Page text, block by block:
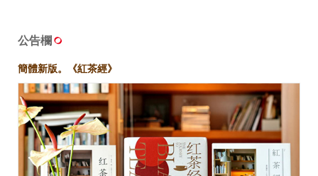
公告欄
簡體新版。《紅茶經》